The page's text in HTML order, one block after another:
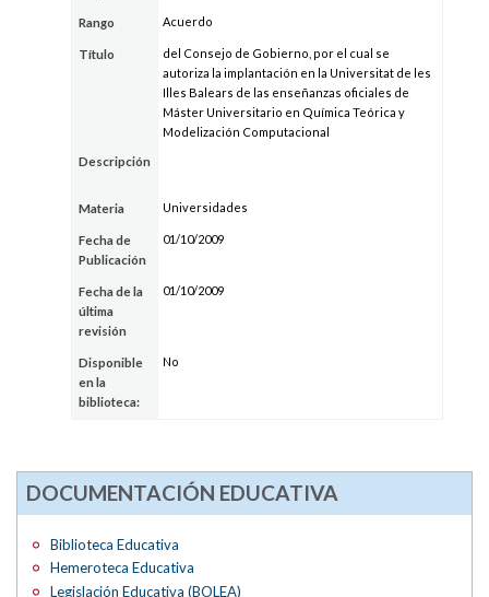
Rango Acuerdo
Título
del Consejo de Gobierno, por el cual se
autoriza la implantación en la Universitat de les
Illes Balears de las enseñanzas oficiales de
Máster Universitario en Química Teórica y
Modelización Computacional
Descripción
Materia Universidades
Fecha de
Publicación
01/10/2009
Fecha de la
última
revisión
01/10/2009
Disponible
en la
biblioteca:
No
DOCUMENTACIÓN EDUCATIVA
Biblioteca Educativa
Hemeroteca Educativa
Legislación Educativa (BOLEA)